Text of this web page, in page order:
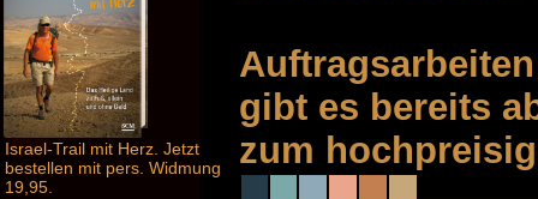
Israel-Trail mit Herz. Jetzt
bestellen mit pers. Widmung
19,95.
gibt es bereits
zum